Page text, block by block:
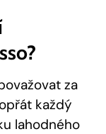
za
každý
lahodného